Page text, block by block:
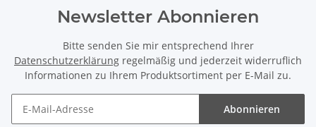
Newsletter Abonnieren
Bitte senden Sie mir entsprechend Ihrer
Datenschutzerklärung regelmäßig und jederzeit widerruflich
Informationen zu Ihrem Produktsortiment per E-Mail zu.
Abonnieren